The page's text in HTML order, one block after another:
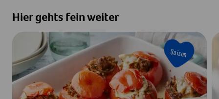
Hier gehts fein weiter
Saison